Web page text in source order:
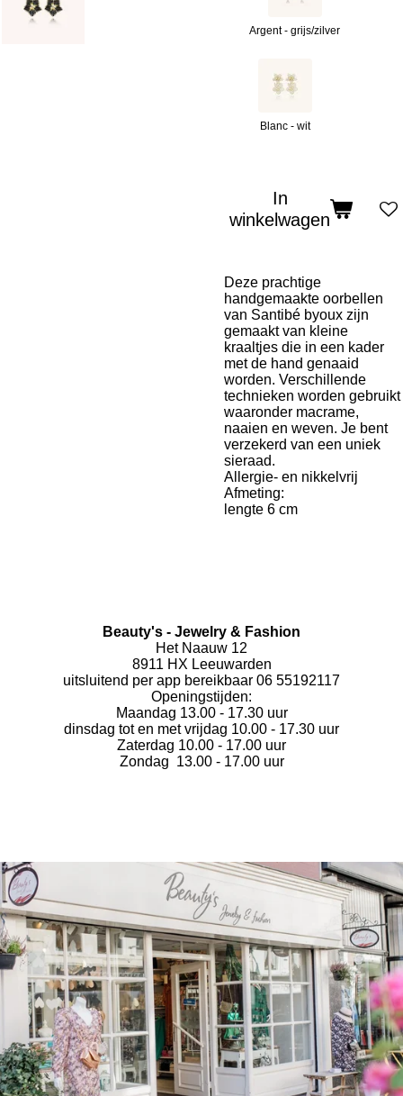
Argent - grijs/zilver
Blanc - wit
In
winkelwagen
Deze prachtige
handgemaakte oorbellen
van Santibé byoux zijn
gemaakt van kleine
kraaltjes die in een kader
met de hand genaaid
worden. Verschillende
technieken worden gebruikt
waaronder macrame,
naaien en weven. Je bent
verzekerd van een uniek
sieraad.
Allergie- en nikkelvrij
Afmeting:
lengte 6 cm
Beauty's - Jewelry & Fashion
Het Naauw 12
8911 HX Leeuwarden
uitsluitend per app bereikbaar 06 55192117
Openingstijden:
Maandag 13.00 - 17.30 uur
dinsdag tot en met vrijdag 10.00 - 17.30 uur
Zaterdag 10.00 - 17.00 uur
Zondag 13.00 - 17.00 uur